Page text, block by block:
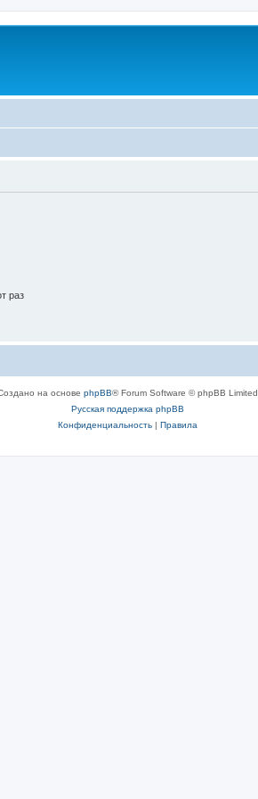
раз
на основе phpBB® Forum Software © phpBB Limited
Русская поддержка phpBB
Конфиденциальность| Правила